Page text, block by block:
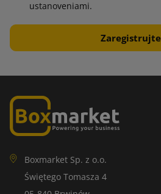
ustanoveniami.
Boxmarket Sp. z o.o.
Świętego Tomasza 4